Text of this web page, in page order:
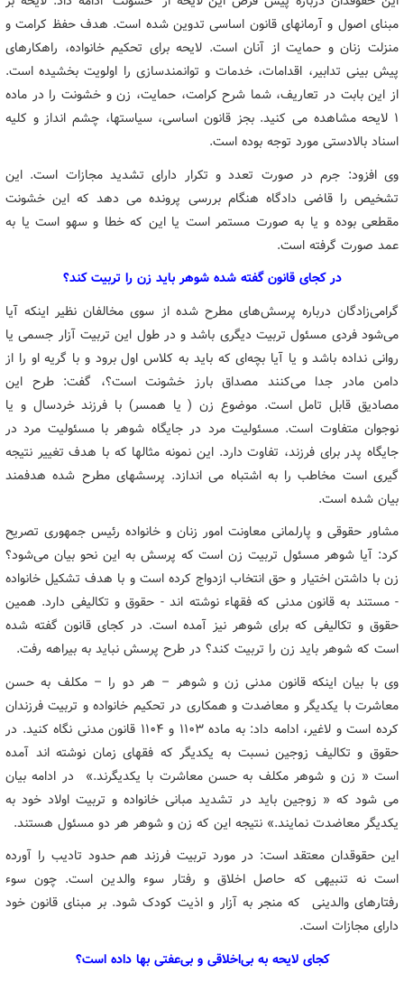
مبنای اصول و آرمانهای قانون اساسی تدوین شده است. هدف حفظ کرامت و
منزلت زنان و حمایت از آنان است. لایحه برای تحکیم خانواده، راهکارهای
پیش بینی تدابیر، اقدامات، خدمات و توانمندسازی را اولویت بخشیده است.
از این بابت در تعاریف، شما شرح کرامت، حمایت، زن و خشونت را در ماده
۱ لایحه مشاهده می کنید. بجز قانون اساسی، سیاستها، چشم انداز و کلیه
اسناد بالادستی مورد توجه بوده است.
وی افزود: جرم در صورت تعدد و تکرار دارای تشدید مجازات است. این
تشخیص را قاضی دادگاه هنگام بررسی پرونده می دهد که این خشونت
مقطعی بوده و یا به صورت مستمر است یا این که خطا و سهو است یا به
عمد صورت گرفته است.
در کجای قانون گفته شده شوهر باید زن را تربیت کند؟
گرامی‌زادگان درباره پرسش‌های مطرح شده از سوی مخالفان نظیر اینکه آیا
می‌شود فردی مسئول تربیت دیگری باشد و در طول این تربیت آزار جسمی یا
روانی نداده باشد و یا آیا بچه‌ای که باید به کلاس اول برود و با گریه او را از
دامن مادر جدا می‌کنند مصداق بارز خشونت است؟، گفت: طرح این
مصادیق قابل تامل است. موضوع زن ( یا همسر) با فرزند خردسال و یا
نوجوان متفاوت است. مسئولیت مرد در جایگاه شوهر با مسئولیت مرد در
جایگاه پدر برای فرزند، تفاوت دارد. این نمونه مثالها که با هدف تغییر نتیجه
گیری است مخاطب را به اشتباه می اندازد. پرسشهای مطرح شده هدفمند
بیان شده است.
مشاور حقوقی و پارلمانی معاونت امور زنان و خانواده رئیس جمهوری تصریح
کرد: آیا شوهر مسئول تربیت زن است که پرسش به این نحو بیان می‌شود؟
زن با داشتن اختیار و حق انتخاب ازدواج کرده است و با هدف تشکیل خانواده
- مستند به قانون مدنی که فقهاء نوشته اند - حقوق و تکالیفی دارد. همین
حقوق و تکالیفی که برای شوهر نیز آمده است. در کجای قانون گفته شده
است که شوهر باید زن را تربیت کند؟ در طرح پرسش نباید به بیراهه رفت.
وی با بیان اینکه قانون مدنی زن و شوهر – هر دو را – مکلف به حسن
معاشرت با یکدیگر و معاضدت و همکاری در تحکیم خانواده و تربیت فرزندان
کرده است و لاغیر، ادامه داد: به ماده ۱۱۰۳ و ۱۱۰۴ قانون مدنی نگاه کنید. در
حقوق و تکالیف زوجین نسبت به یکدیگر که فقهای زمان نوشته اند آمده
است « زن و شوهر مکلف به حسن معاشرت با یکدیگرند.» در ادامه بیان
می شود که « زوجین باید در تشدید مبانی خانواده و تربیت اولاد خود به
یکدیگر معاضدت نمایند.» نتیجه این که زن و شوهر هر دو مسئول هستند.
این حقوقدان معتقد است: در مورد تربیت فرزند هم حدود تادیب را آورده
است نه تنبیهی که حاصل اخلاق و رفتار سوء والدین است. چون سوء
رفتارهای والدینی که منجر به آزار و اذیت کودک شود. بر مبنای قانون خود
دارای مجازات است.
کجای لایحه به بی‌اخلاقی و بی‌عفتی بها داده است؟